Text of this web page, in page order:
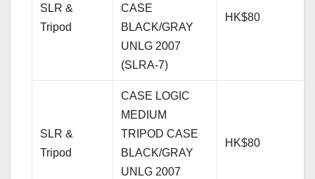
SLR &
Tripod
CASE
BLACK/GRAY
UNLG 2007
(SLRA-7)
HK$80
SLR &
Tripod
CASE LOGIC
MEDIUM
TRIPOD CASE
BLACK/GRAY
UNLG 2007
HK$80